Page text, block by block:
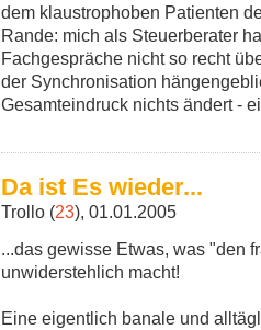
dem klaustrophoben Patienten
Rande: mich als Steuerberater
Fachgespräche nicht so recht
der Synchronisation
Gesamteindruck nichts ändert -
Da ist Es wieder...
Trollo (23), 01.01.2005
...das gewisse Etwas, was "den
unwiderstehlich macht!
Eine eigentlich banale und